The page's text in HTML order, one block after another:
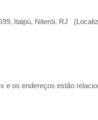
Itaipú, Niterói, RJ
e os endereços estão